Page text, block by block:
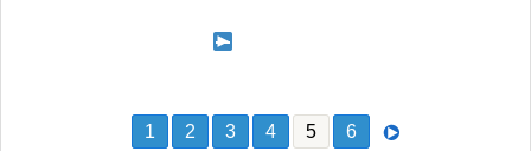
a
1 2 3 4 5 6